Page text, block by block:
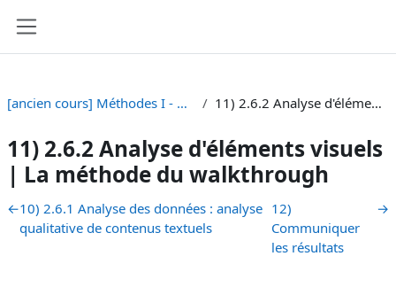
[ancien cours] Méthodes I - BA Sciences de la Communication [SA 23] 11) 2.6.2 Analyse d'éléments visuels | La méthode du walkthrough
11) 2.6.2 Analyse d'éléments visuels
| La méthode du walkthrough
Schema della sezione
←10) 2.6.1 Analyse des données : analyse
qualitative de contenus textuels
12)
Communiquer
les résultats
→